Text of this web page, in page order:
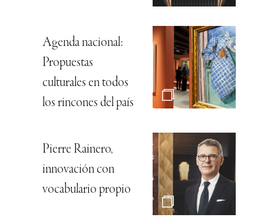
Agenda nacional:
Propuestas
culturales en todos
los rincones del país
Pierre Rainero,
innovación con
vocabulario propio